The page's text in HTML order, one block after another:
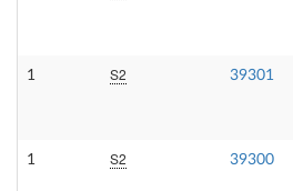
1 S2 39301
1 S2 39300